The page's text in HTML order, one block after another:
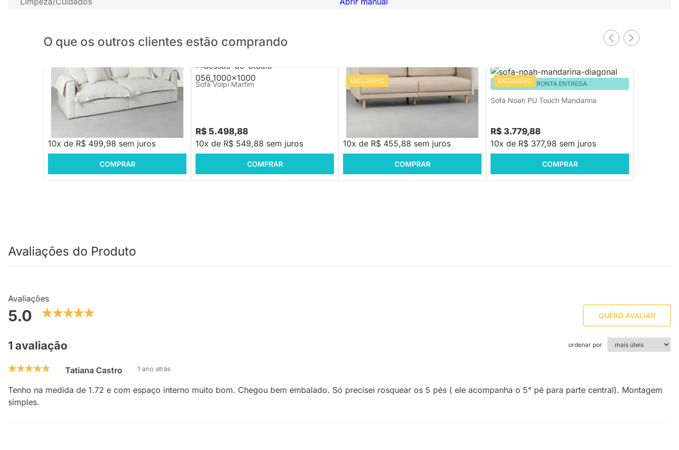
O que os outros clientes estão comprando
PRONTA ENTREGA
Sofá Pluma Bege Cru
R$ 5.999,88
10x de R$ 499,98 sem juros
COMPRAR
Sofá Volpi Marfim
R$ 5.498,88
10x de R$ 549,88 sem juros
COMPRAR
EXCLUSIVO
Sofá Giro PU Touch Cappucino
10x de R$ 455,88 sem juros
COMPRAR
EXCLUSIVO PRONTA ENTREGA
Sofá Noah PU Touch Mandarina
R$ 3.779,88
10x de R$ 377,98 sem juros
COMPRAR
Avaliações do Produto
Avaliações
5.0 QUERO AVALIAR
1 avaliação ordenar por
Tatiana Castro 1 ano atrás
Tenho na medida de 1.72 e com espaço interno muito bom. Chegou bem embalado. Só precisei rosquear os 5 pés ( ele acompanha o 5° pé para parte central). Montagem
simples.